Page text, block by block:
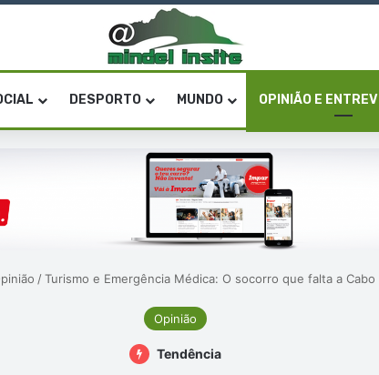
DESPORTO MUNDO OPINIÃO E
/ Turismo e Emergência Médica: O socorro que falta a Cabo
Opinião
Tendência